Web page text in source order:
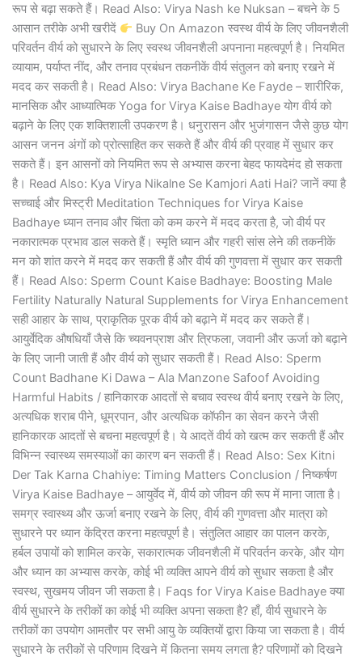
रूप से बढ़ा सकते हैं। Read Also: Virya Nash ke Nuksan – बचने के 5
आसान तरीके अभी खरीदें
Buy On Amazon स्वस्थ वीर्य के लिए जीवनशैली
परिवर्तन वीर्य को सुधारने के लिए स्वस्थ जीवनशैली अपनाना महत्वपूर्ण है। नियमित
व्यायाम, पर्याप्त नींद, और तनाव प्रबंधन तकनीकें वीर्य संतुलन को बनाए रखने में
मदद कर सकती है। Read Also: Virya Bachane Ke Fayde – शारीरिक,
मानसिक और आध्यात्मिक Yoga for Virya Kaise Badhaye योग वीर्य को
बढ़ाने के लिए एक शक्तिशाली उपकरण है। धनुरासन और भुजंगासन जैसे कुछ योग
आसन जनन अंगों को प्रोत्साहित कर सकते हैं और वीर्य की प्रवाह में सुधार कर
सकते हैं। इन आसनों को नियमित रूप से अभ्यास करना बेहद फायदेमंद हो सकता
है। Read Also: Kya Virya Nikalne Se Kamjori Aati Hai? जानें क्या है
सच्चाई और मिस्ट्री Meditation Techniques for Virya Kaise
Badhaye ध्यान तनाव और चिंता को कम करने में मदद करता है, जो वीर्य पर
नकारात्मक प्रभाव डाल सकते हैं। स्मृति ध्यान और गहरी सांस लेने की तकनीकें
मन को शांत करने में मदद कर सकती हैं और वीर्य की गुणवत्ता में सुधार कर सकती
हैं। Read Also: Sperm Count Kaise Badhaye: Boosting Male
Fertility Naturally Natural Supplements for Virya Enhancement
सही आहार के साथ, प्राकृतिक पूरक वीर्य को बढ़ाने में मदद कर सकते हैं।
आयुर्वेदिक औषधियाँ जैसे कि च्यवनप्राश और त्रिफला, जवानी और ऊर्जा को बढ़ाने
के लिए जानी जाती हैं और वीर्य को सुधार सकती हैं। Read Also: Sperm
Count Badhane Ki Dawa – Ala Manzone Safoof Avoiding
Harmful Habits / हानिकारक आदतों से बचाव स्वस्थ वीर्य बनाए रखने के लिए,
अत्यधिक शराब पीने, धूम्रपान, और अत्यधिक कॉफीन का सेवन करने जैसी
हानिकारक आदतों से बचना महत्वपूर्ण है। ये आदतें वीर्य को खत्म कर सकती हैं और
विभिन्न स्वास्थ्य समस्याओं का कारण बन सकती हैं। Read Also: Sex Kitni
Der Tak Karna Chahiye: Timing Matters Conclusion / निष्कर्षण
Virya Kaise Badhaye – आयुर्वेद में, वीर्य को जीवन की रूप में माना जाता है।
समग्र स्वास्थ्य और ऊर्जा बनाए रखने के लिए, वीर्य की गुणवत्ता और मात्रा को
सुधारने पर ध्यान केंद्रित करना महत्वपूर्ण है। संतुलित आहार का पालन करके,
हर्बल उपायों को शामिल करके, सकारात्मक जीवनशैली में परिवर्तन करके, और योग
और ध्यान का अभ्यास करके, कोई भी व्यक्ति आपने वीर्य को सुधार सकता है और
स्वस्थ, सुखमय जीवन जी सकता है। Faqs for Virya Kaise Badhaye क्या
वीर्य सुधारने के तरीकों का कोई भी व्यक्ति अपना सकता है? हाँ, वीर्य सुधारने के
तरीकों का उपयोग आमतौर पर सभी आयु के व्यक्तियों द्वारा किया जा सकता है। वीर्य
सुधारने के तरीकों से परिणाम दिखने में कितना समय लगता है? परिणामों को दिखने